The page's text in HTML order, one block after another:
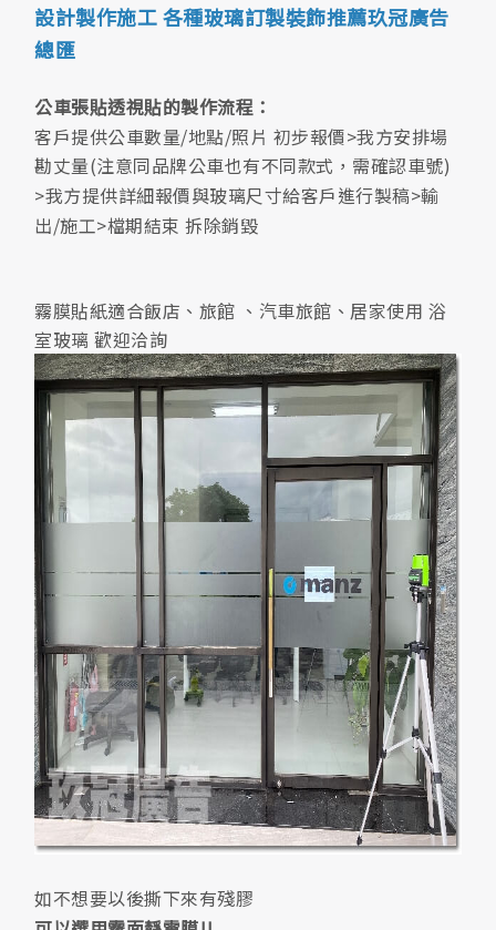
設計製作施工 各種玻璃訂製裝飾推薦玖冠廣告
總匯
公車張貼透視貼的製作流程：
客戶提供公車數量/地點/照片 初步報價>我方安排場
勘丈量(注意同品牌公車也有不同款式，需確認車號)
>我方提供詳細報價與玻璃尺寸給客戶進行製稿>輸
出/施工>檔期結束 拆除銷毀
霧膜貼紙適合飯店、旅館 、汽車旅館、居家使用 浴
室玻璃 歡迎洽詢
如不想要以後撕下來有殘膠